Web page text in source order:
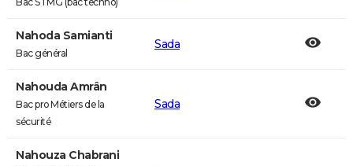
Nahoda Samianti
Bac général
Sada
Nahouda Amrân
Bac pro Métiers de la
sécurité
Sada
Nahouza Chabrani